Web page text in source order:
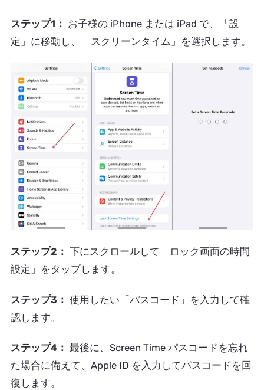
ステップ1： お子様の iPhone または iPad で、「設
定」に移動し、「スクリーンタイム」を選択します。
ステップ2： 下にスクロールして「ロック画面の時間
設定」をタップします。
ステップ3： 使用したい「パスコード」を入力して確
認します。
ステップ4： 最後に、Screen Time パスコードを忘れ
た場合に備えて、Apple ID を入力してパスコードを回
復します。